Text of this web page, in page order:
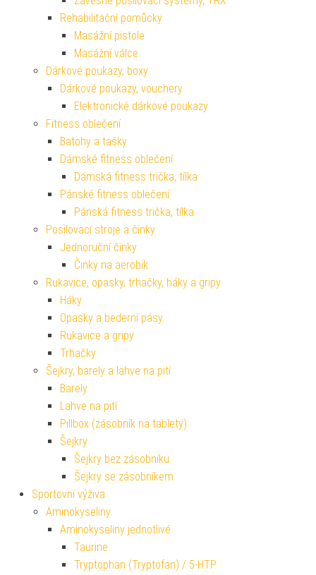
Rehabilitační pomůcky
Masážní pistole
Masážní válce
Dárkové poukazy, boxy
Dárkové poukazy, vouchery
Elektronické dárkové poukazy
Fitness oblečení
Batohy a tašky
Dámské fitness oblečení
Dámská fitness trička, tílka
Pánské fitness oblečení
Pánská fitness trička, tílka
Posilovací stroje a činky
Jednoruční činky
Činky na aerobik
Rukavice, opasky, trhačky, háky a gripy
Háky
Opasky a bederní pásy
Rukavice a gripy
Trhačky
Šejkry, barely a lahve na pití
Barely
Lahve na pití
Pillbox (zásobník na tablety)
Šejkry
Šejkry bez zásobníku
Šejkry se zásobníkem
Sportovní výživa
Aminokyseliny
Aminokyseliny jednotlivé
Taurine
Tryptophan (Tryptofan) / 5-HTP